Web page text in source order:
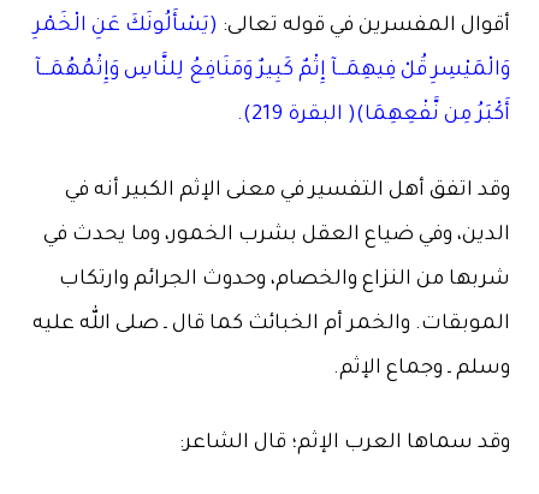
أقوال المفسرين في قوله تعالى: (يَسْأَلُونَكَ عَنِ الْخَمْرِ
وَالْمَيْسِرِ قُلْ فِيهِمَــآ إِثْمٌ كَبِيرٌ وَمَنَافِعُ لِلنَّاسِ وَإِثْمُهُمَــآ
أَكْبَرُ مِن نَّفْعِهِمَا)( البقرة 219).
وقد اتفق أهل التفسير في معنى الإثم الكبير أنه في
الدين، وفي ضياع العقل بشرب الخمور، وما يحدث في
شربها من النزاع والخصام، وحدوث الجرائم وارتكاب
الموبقات. والخمر أم الخبائث كما قال ـ صلى الله عليه
وسلم ـ وجماع الإثم.
وقد سماها العرب الإثم؛ قال الشاعر: